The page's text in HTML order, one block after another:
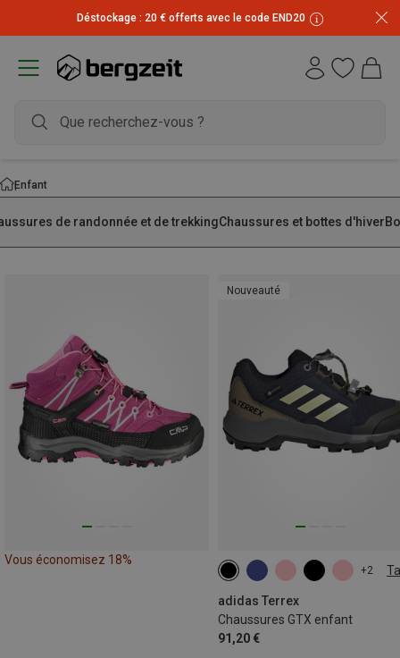
Inscrivez-vous à la newsletter et recevez 10 € !
Enfant
de randonnée et de trekkingChaussures et bottes d'hiver
Vous économisez 18%
Nouveauté
+2
adidas Terrex
Chaussures GTX enfant
91,20 €